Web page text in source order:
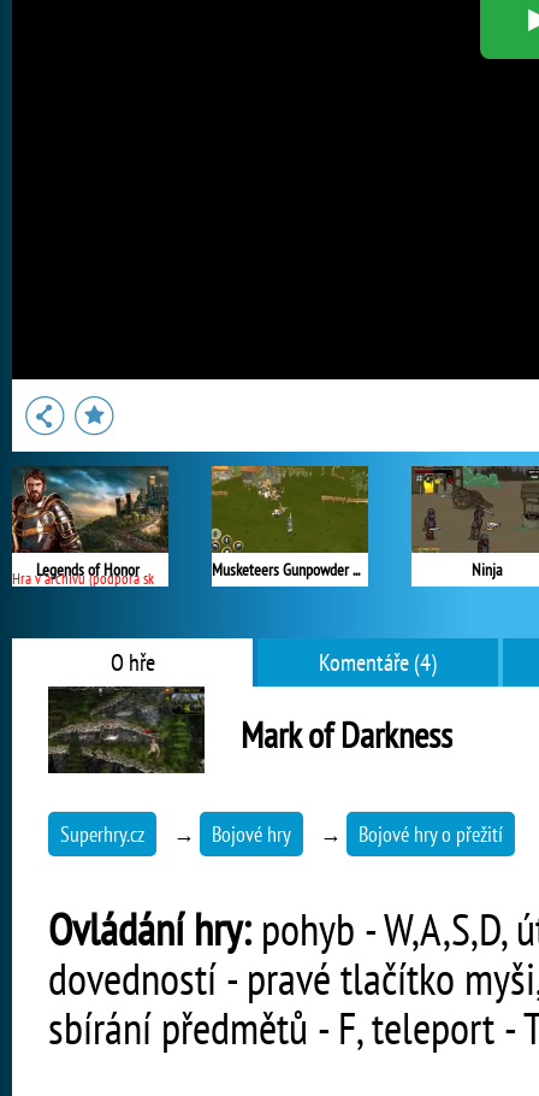
Legends of Honor
Hra v archivu (podpora skončila) Musketeers Gunpowder vs Steel Ninja
O hře Komentáře (4)
Mark of Darkness
Superhry.cz → Bojové hry → Bojové hry o přežití
Ovládání hry: pohyb -
dovedností - pravé tlačítko
sbírání předmětů - F, teleport -